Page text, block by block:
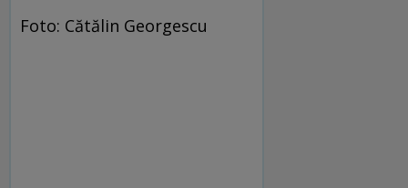
Foto: Cătălin Georgescu